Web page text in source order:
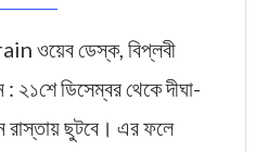
ওয়েব ডেস্ক, বিপ্লবী
২১শে ডিসেম্বর থেকে দীঘা-
রাস্তায় ছুটবে। এর ফলে